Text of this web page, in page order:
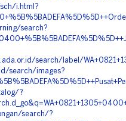
i.html?
search?
search/label/
search/images?
?
search/?